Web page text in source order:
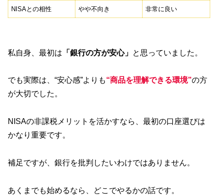
NISAとの相性 やや不向き 非常に良い
私自身、最初は 「銀行の方が安心」 と思っていました。
でも実際は、“安心感”よりも“商品を理解できる環境”の方
が大切でした。
NISAの非課税メリットを活かすなら、最初の口座選びは
かなり重要です。
補足ですが、銀行を批判したいわけではありません。
あくまでも始めるなら、どこでやるかの話です。